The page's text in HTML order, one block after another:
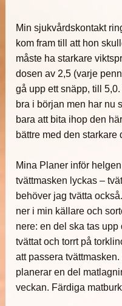
Min sjukvårdskontakt
kom fram till att hon
måste ha starkare
dosen av 2,5 (varje
gå upp ett snäpp, till
bra i början men har nu
bara att bita ihop den
bättre med den starkare
Mina Planer inför
tvättmasken lyckas –
behöver jag tvätta också.
ner i min källare och
nere: en del ska tas
tvättat och torrt på
att passera
planerar en del
veckan. Färdiga